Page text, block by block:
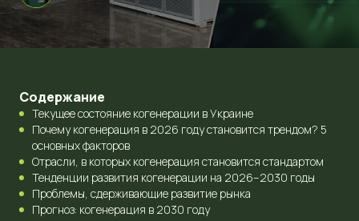
Содержание
Текущее состояние когенерации в Украине
Почему когенерация в 2026 году становится трендом? 5
основных факторов
Отрасли, в которых когенерация становится стандартом
Тенденции развития когенерации на 2026–2030 годы
Проблемы, сдерживающие развитие рынка
Прогноз: когенерация в 2030 году